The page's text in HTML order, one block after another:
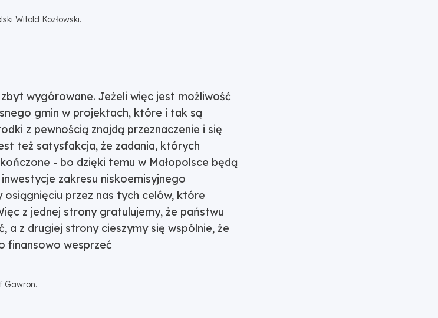
Witold Kozłowski.
wygórowane. Jeżeli więc jest możliwość
gmin w projektach, które i tak są
z pewnością znajdą przeznaczenie i się
też satysfakcja, że zadania, których
- bo dzięki temu w Małopolsce będą
zakresu niskoemisyjnego
przez nas tych celów, które
z jednej strony gratulujemy, że państwu
a z drugiej strony cieszymy się wspólnie, że
finansowo wesprzeć
Gawron.